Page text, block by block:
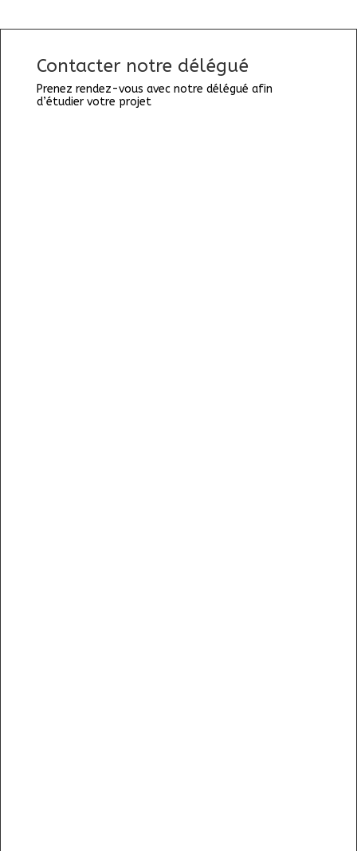
Contacter notre délégué
Prenez rendez-vous avec notre délégué afin
d’étudier votre projet